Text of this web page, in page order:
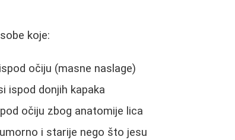
koje:
očiju (masne naslage)
ispod donjih kapaka
očiju zbog anatomije lica
i starije nego što jesu